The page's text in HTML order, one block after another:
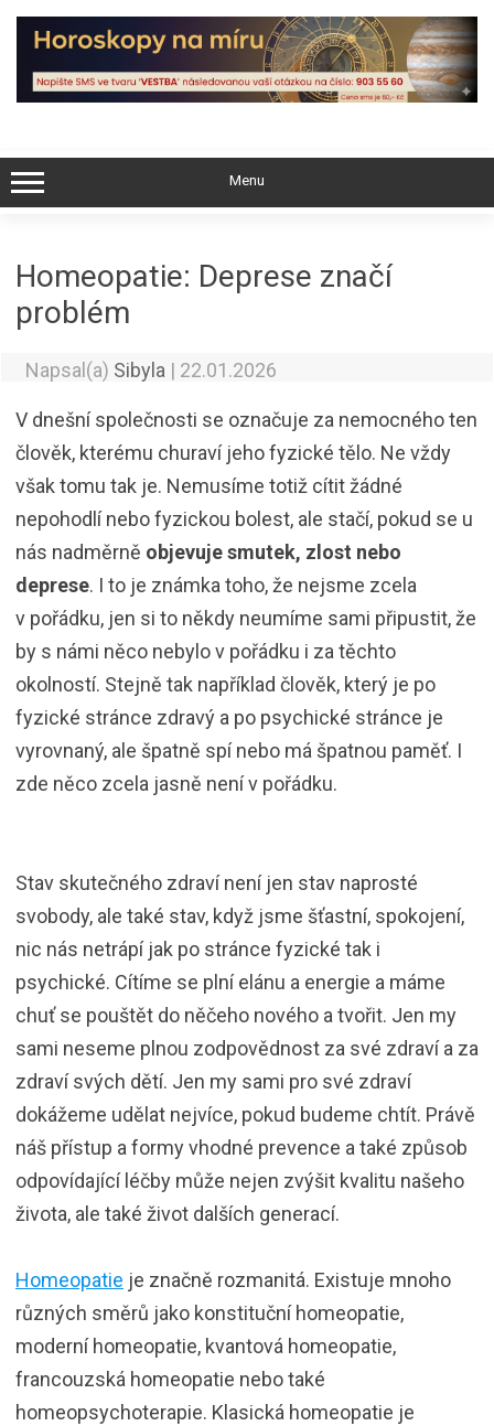
Skip
content
Menu
Homeopatie: Deprese značí
problém
Napsal(a) Sibyla | 22.01.2026
V dnešní společnosti se označuje za nemocného ten
člověk, kterému churaví jeho fyzické tělo. Ne vždy
však tomu tak je. Nemusíme totiž cítit žádné
nepohodlí nebo fyzickou bolest, ale stačí, pokud se u
nás nadměrně objevuje smutek, zlost nebo
deprese. I to je známka toho, že nejsme zcela
v pořádku, jen si to někdy neumíme sami připustit, že
by s námi něco nebylo v pořádku i za těchto
okolností. Stejně tak například člověk, který je po
fyzické stránce zdravý a po psychické stránce je
vyrovnaný, ale špatně spí nebo má špatnou paměť. I
zde něco zcela jasně není v pořádku.
Stav skutečného zdraví není jen stav naprosté
svobody, ale také stav, když jsme šťastní, spokojení,
nic nás netrápí jak po stránce fyzické tak i
psychické. Cítíme se plní elánu a energie a máme
chuť se pouštět do něčeho nového a tvořit. Jen my
sami neseme plnou zodpovědnost za své zdraví a za
zdraví svých dětí. Jen my sami pro své zdraví
dokážeme udělat nejvíce, pokud budeme chtít. Právě
náš přístup a formy vhodné prevence a také způsob
odpovídající léčby může nejen zvýšit kvalitu našeho
života, ale také život dalších generací.
Homeopatie je značně rozmanitá. Existuje mnoho
různých směrů jako konstituční homeopatie,
moderní homeopatie, kvantová homeopatie,
francouzská homeopatie nebo také
homeopsychoterapie. Klasická homeopatie je